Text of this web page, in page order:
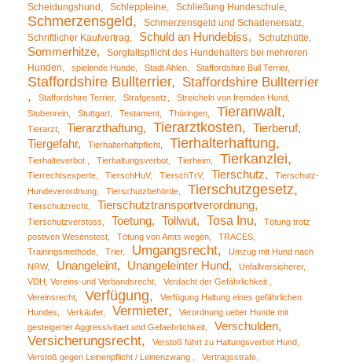
Scheidungshund Schleppleine Schließung Hundeschule
Schmerzensgeld
Schmerzensgeld und Schadenersatz
Schriftlicher Kaufvertrag
Schuld an Hundebiss Schutzhütte
Sommerhitze
Sorgfaltspflicht des Hundehalters bei mehreren
Hunden
spielende Hunde Stadt Ahlen Staffordshire Bull Terrier
Staffordshire Bullterrier Staffordshire Bullterrier
Staffordshire Terrier Strafgesetz
Streicheln von fremden Hund
Stubenrein
Stuttgart Testament Thüringen Tieranwalt
Tierarzt Tierarzthaftung Tierarztkosten
Tierberuf
Tiergefahr
Tierhalterhaftpflicht Tierhalterhaftung
Tierhalteverbot Tierhaltungsverbot Tierheim Tierkanzlei
Tierrechtsexperte TierschHuV TierschTrV Tierschutz
Tierschutz-
Hundeverordnung
Tierschutzbehörde Tierschutzgesetz
Tierschutzrecht Tierschutztransportverordnung
Tierschutzverstoss Toetung Tollwut Tosa Inu
Tötung trotz
postiven Wesenstest
Tötung von Amts wegen
TRACES
Trainingsmethode
Trier Umgangsrecht
Umzug mit Hund nach
NRW
Unangeleint Unangeleinter Hund
Unfallversicherer
VDH, Vereins-und Verbandsrecht
Verdacht der Gefährlichkeit
Vereinsrecht
Verfügung
Verfügung Haltung eines gefährlichen
Hundes
Verkäufer Vermieter
Verordnung ueber Hunde mit
gesteigerter Aggressivitaet und Gefaehrlichkeit
Verschulden
Versicherungsrecht
Verstoß führt zu Haltungsverbot Hund
Verstoß gegen Leinenpflicht / Leinenzwang
Vertragsstrafe